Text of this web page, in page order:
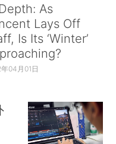
As
Lays Off
Is Its ‘Winter’
04月01日